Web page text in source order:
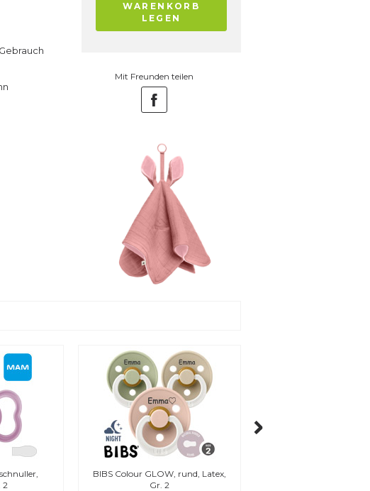
WARENKORB
LEGEN
Mit Freunden teilen
BIBS Colour GLOW, rund, Latex,
BIBS Boheme Namensschnuller,